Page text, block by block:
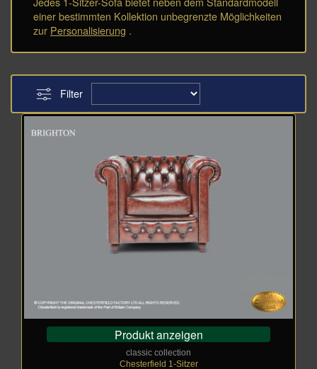
einer bestimmten Kollektion unbegrenzte Möglichkeiten
zur Personalisierung .
Filter
Produkt anzeigen
classic collection
Chesterfield 1-Sitzer